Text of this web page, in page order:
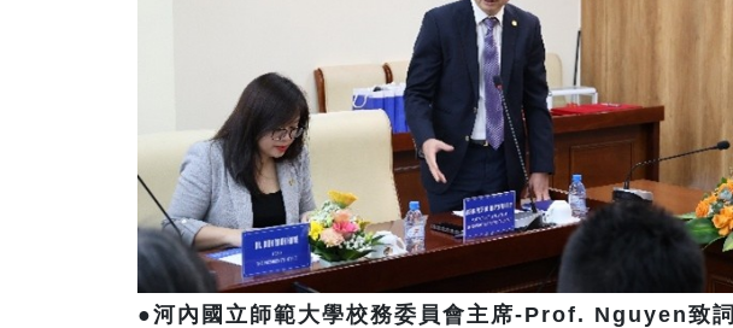
●河內國立師範大學校務委員會主席-Prof. Nguyen致詞